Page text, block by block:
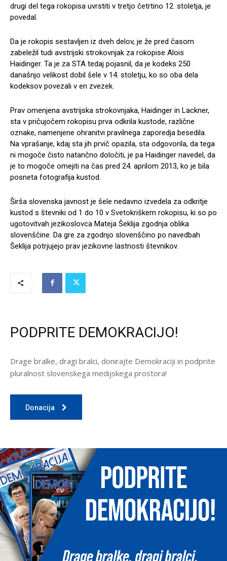
drugi del tega rokopisa uvrstiti v tretjo četrtino 12. stoletja, je
povedal.
Da je rokopis sestavljen iz dveh delov, je že pred časom
zabeležil tudi avstrijski strokovnjak za rokopise Alois
Haidinger. Ta je za STA tedaj pojasnil, da je kodeks 250
današnjo velikost dobil šele v 14. stoletju, ko so oba dela
kodeksov povezali v en zvezek.
Prav omenjena avstrijska strokovnjaka, Haidinger in Lackner,
sta v pričujočem rokopisu prva odkrila kustode, različne
oznake, namenjene ohranitvi pravilnega zaporedja besedila.
Na vprašanje, kdaj sta jih prvič opazila, sta odgovorila, da tega
ni mogoče čisto natančno določiti, je pa Haidinger navedel, da
je to mogoče omejiti na čas pred 24. aprilom 2013, ko je bila
posneta fotografija kustod.
Širša slovenska javnost je šele nedavno izvedela za odkritje
kustod s števniki od 1 do 10 v Svetokriškem rokopisu, ki so po
ugotovitvah jezikoslovca Mateja Šeklija zgodnja oblika
slovenščine. Da gre za zgodnjo slovenščino po navedbah
Šeklija potrjujejo prav jezikovne lastnosti števnikov.
PODPRITE DEMOKRACIJO!
Drage bralke, dragi bralci, donirajte Demokraciji in podprite
pluralnost slovenskega medijskega prostora!
Donacija